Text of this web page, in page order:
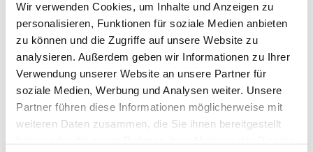
Wir verwenden Cookies, um Inhalte und Anzeigen zu
personalisieren, Funktionen für soziale Medien anbieten
zu können und die Zugriffe auf unsere Website zu
analysieren. Außerdem geben wir Informationen zu Ihrer
Verwendung unserer Website an unsere Partner für
soziale Medien, Werbung und Analysen weiter. Unsere
Partner führen diese Informationen möglicherweise mit
weiteren Daten zusammen, die Sie ihnen bereitgestellt
war, and open to all. Let us use all tools at our disposal to
win the information warfare. Libraries mean freedom.
Libraries are the gateway to the future.
We all must and can contribute to strengthen democracy.
All responsible people must understand that if we do not
stop Russia’s impertinent aggression in Ukraine, everyone
would find themselves in the face of calamity.